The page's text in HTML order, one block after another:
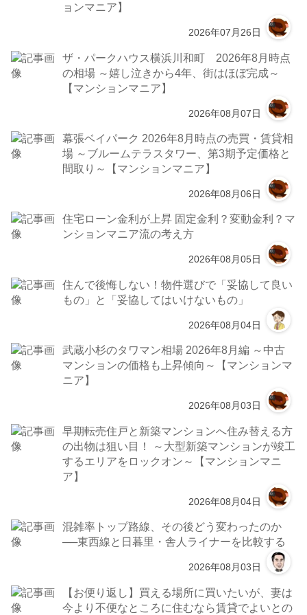
ョンマニア】
2026年07月26日
ザ・パークハウス横浜川和町 2026年8月時点
の相場 ～嬉し泣きから4年、街はほぼ完成～
【マンションマニア】
2026年08月07日
幕張ベイパーク 2026年8月時点の売買・賃貸相
場 ～ブルームテラスタワー、第3期予定価格と
間取り～【マンションマニア】
2026年08月06日
住宅ローン金利が上昇 固定金利？変動金利？マ
ンションマニア流の考え方
2026年08月05日
住んで後悔しない！物件選びで「妥協して良い
もの」と「妥協してはいけないもの」
2026年08月04日
武蔵小杉のタワマン相場 2026年8月編 ～中古
マンションの価格も上昇傾向～【マンションマ
ニア】
2026年08月03日
早期転売住戸と新築マンションへ住み替える方
の出物は狙い目！ ～大型新築マンションが竣工
するエリアをロックオン～【マンションマニ
ア】
2026年08月04日
混雑率トップ路線、その後どう変わったのか
──東西線と日暮里・舎人ライナーを比較する
2026年08月03日
【お便り返し】買える場所に買いたいが、妻は
今より不便なところに住むなら賃貸でよいとの